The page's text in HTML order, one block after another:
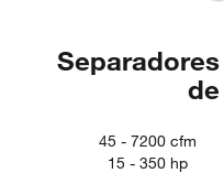
45 - 7200 cfm
15 - 350 hp